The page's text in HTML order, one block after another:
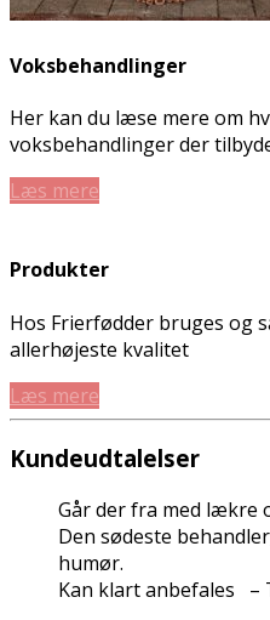
Voksbehandlinger
Her kan du læse mere om
voksbehandlinger der
Læs mere
Produkter
Hos Frierfødder bruges og
allerhøjeste kvalitet
Læs mere
Kundeudtalelser
Går der fra med lækre
Den sødeste
humør.
Kan klart anbefales –